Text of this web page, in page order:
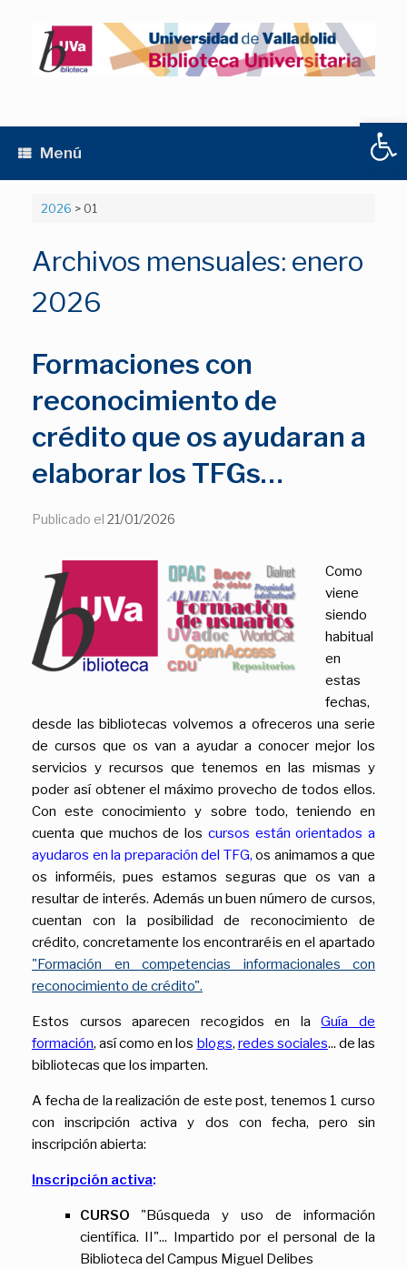
Abrir
contenido
Menú
2026 > 01
Archivos mensuales: enero
2026
Formaciones con
reconocimiento de
crédito que os ayudaran a
elaborar los TFGs…
Publicado el 21/01/2026
Como
viene
siendo
habitual
en
estas
fechas,
desde las bibliotecas volvemos a ofreceros una serie
de cursos que os van a ayudar a conocer mejor los
servicios y recursos que tenemos en las mismas y
poder así obtener el máximo provecho de todos ellos.
Con este conocimiento y sobre todo, teniendo en
cuenta que muchos de los cursos están orientados a
ayudaros en la preparación del TFG, os animamos a que
os informéis, pues estamos seguras que os van a
resultar de interés. Además un buen número de cursos,
cuentan con la posibilidad de reconocimiento de
crédito, concretamente los encontraréis en el apartado
"Formación en competencias informacionales con
reconocimiento de crédito".
Estos cursos aparecen recogidos en laGuía de
formación, así como en los blogs, redes sociales... de las
bibliotecas que los imparten.
A fecha de la realización de este post, tenemos 1 curso
con inscripción activa y dos con fecha, pero sin
inscripción abierta:
Inscripción activa:
CURSO "Búsqueda y uso de información
científica. II"... Impartido por el personal de la
Biblioteca del Campus Miguel Delibes